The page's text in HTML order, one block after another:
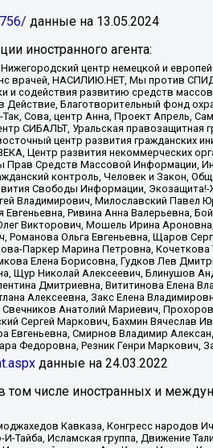
данные на 13.05.2024
иностранного агента:
центр немецкой и
врачей, НАСИЛИЮ.НЕТ, Мы против
содействия развитию средств
Действие, Благотворительный фонд
Сова, центр Анна, Проект Апрель,
СИБАЛЬТ, Уральская правозащитная
центр развития гражданских
Центр развития некоммерческих
Средств Массовой Информации,
контроль, Человек и Закон,
Свободы Информации,
Владимирович, Милославский
Ривина Анна Валерьевна,
Викторович, Мошель Ирина
Романова Ольга Евгеньевна, Щаров
Паркер Марина Петровна,
Елена Борисовна, Гудков Лев
Щур Николай Алексеевич, Блинушов
Дмитриевна, Вититинова Елена
Алексеевна, Закс Елена
Анатолий Мариевич,
Сергей Маркович, Бахмин Вячеслав
Смирнов Владимир
Федоровна, Резник Генри Маркович,
данные на 24.03.2022
числе иностранных и
Кавказа, Конгресс народов
Тайба, Исламская группа, Движение